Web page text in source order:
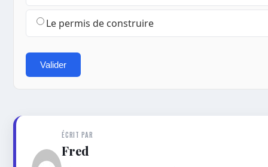
Le permis de construire
Valider
ÉCRIT PAR
Fred